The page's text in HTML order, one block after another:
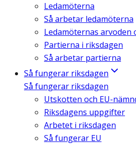
Ledamöterna
Så arbetar ledamöterna
Ledamöternas arvoden
Partierna i riksdagen
Så arbetar partierna
Så fungerar riksdagen
Så fungerar riksdagen
Utskotten och EU-
Riksdagens uppgifter
Arbetet i riksdagen
Så fungerar EU